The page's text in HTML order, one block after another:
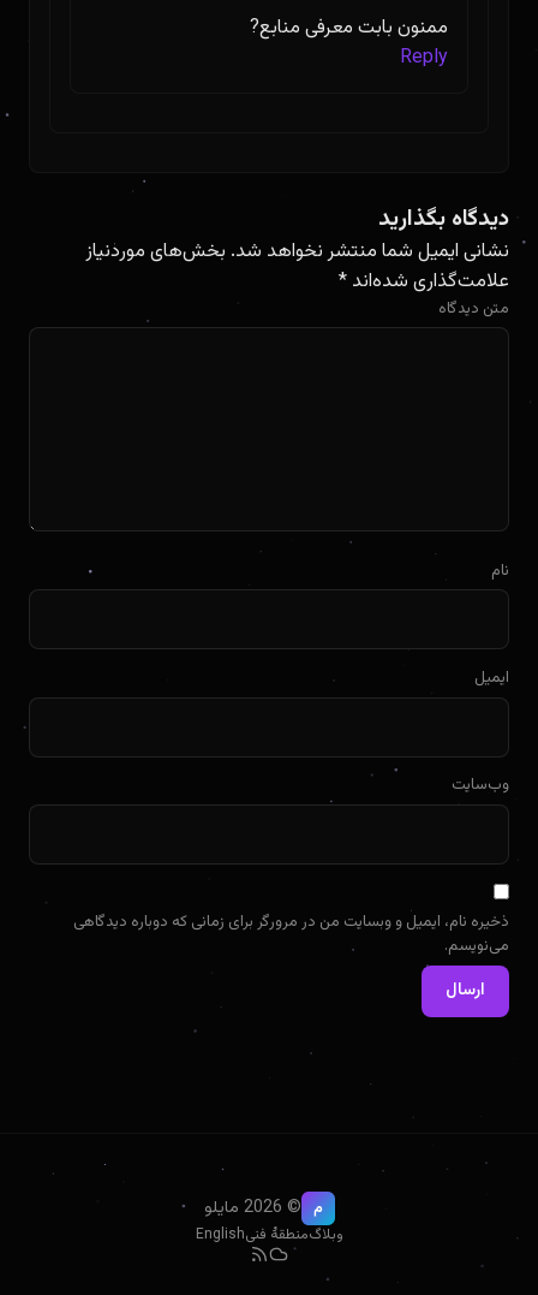
ممنون بابت معرفی منابع?
Reply
دیدگاه بگذارید
نشانی ایمیل شما منتشر نخواهد شد. بخش‌های موردنیاز
علامت‌گذاری شده‌اند *
متن دیدگاه
نام
ایمیل
وب‌سایت
ذخیره نام، ایمیل و وبسایت من در مرورگر برای زمانی که دوباره دیدگاهی
می‌نویسم.
م © 2026 مایلو
وبلاگمنطقهٔ فنیEnglish